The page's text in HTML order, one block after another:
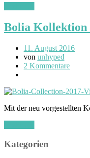
Bolia Kollektion
11. August 2016
von unhyped
2 Kommentare
Mit der neu vorgestellten
Kategorien